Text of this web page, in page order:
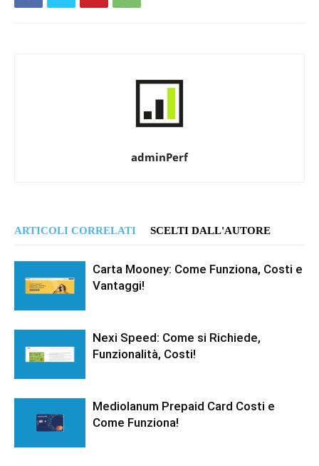
adminPerf
ARTICOLI CORRELATI SCELTI DALL'AUTORE
Carta Mooney: Come Funziona, Costi e
Vantaggi!
Nexi Speed: Come si Richiede,
Funzionalità, Costi!
Mediolanum Prepaid Card Costi e
Come Funziona!